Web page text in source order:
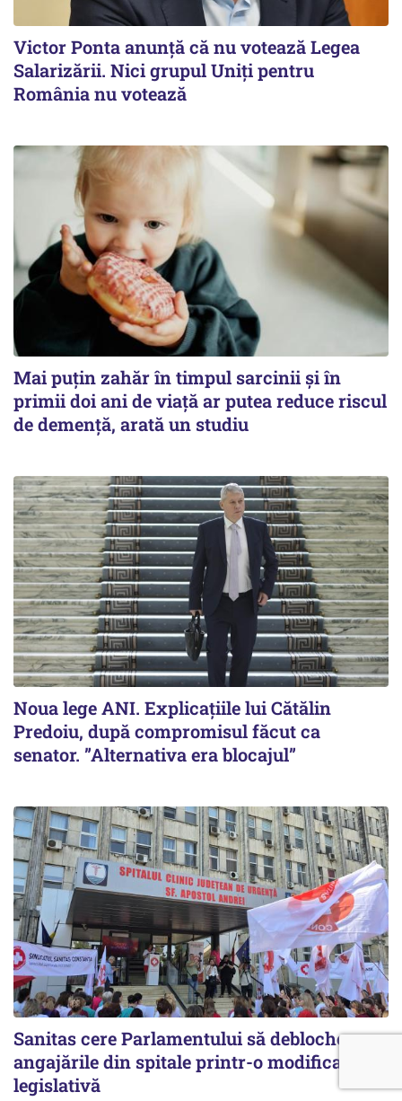
Victor Ponta anunţă că nu votează Legea
Salarizării. Nici grupul Uniţi pentru
România nu votează
Mai puțin zahăr în timpul sarcinii și în
primii doi ani de viață ar putea reduce riscul
de demență, arată un studiu
Noua lege ANI. Explicațiile lui Cătălin
Predoiu, după compromisul făcut ca
senator. ”Alternativa era blocajul”
Sanitas cere Parlamentului să deblocheze
angajările din spitale printr-o modificare
legislativă